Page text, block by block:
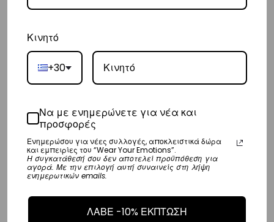
Κύπρος
– Τα έξοδα αποστολής για Κύπρο είναι στα
– Η συνεργαζόμενη εταιρεία ταχυμεταφορών,Aramex, θα αναλάβει
την παράδοσή σας.
– Οι χρόνοι παράδοσης κυμαίνονται συνήθως από 2-7 εργάσιμες
ημέρες.
Ευρώπη
– Η συνεργαζόμενη εταιρεία ταχυμεταφορών,DHL
Κινητό
+30
Να με ενημερώνετε για νέα και
προσφορές
Ενημερώσου για νέες συλλογές, αποκλειστικά δώρα
και εμπειρίες του “Wear Your Emotions”.
Η συγκατάθεσή σου δεν αποτελεί προϋπόθεση για
αγορά. Με την επιλογή αυτή συναινείς στη λήψη
ενημερωτικών emails.
ΛΑΒΕ -10% ΕΚΠΤΩΣΗ